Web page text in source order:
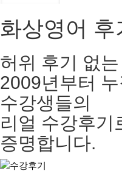
화상영어 후
허위 후기 없
2009년부터 누
수강생들의
리얼 수강후기
증명합니다.